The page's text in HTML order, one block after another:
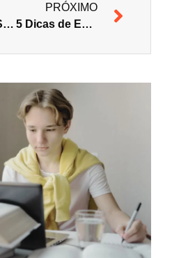
#10 RAZÕES PARA COMEÇAR A CORRER
PRÓXIMO
5 Dicas de Estudo Extremamente Simples (você não pode ignorar #4)